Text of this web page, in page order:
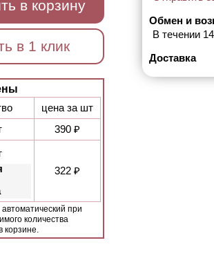
в корзину
в 1 клик
цена за шт
390 ₽
322 ₽
при
количества
корзине.
Обмен и
В течении
Доставка